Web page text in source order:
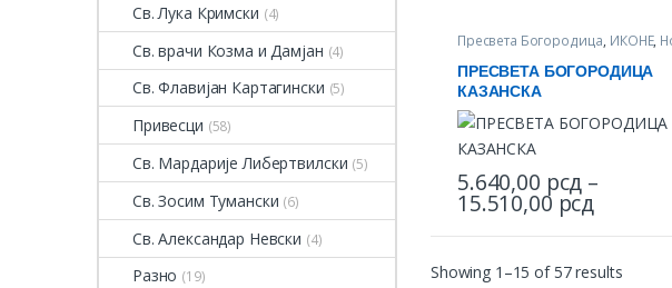
Пресвета Богородица, ИКОНЕ,
производи
ПРЕСВЕТА БОГОРОДИЦА
КАЗАНСКА
5.640,00 рсд –
15.510,00 рсдPrice
This product has multiple
Showing 1–15 of 57 results
Св. Лука Кримски (4)
Св. врачи Козма и Дамјан (4)
Св. Флавијан Картагински (5)
Привесци (58)
Св. Мардарије Либертвилски (5)
Св. Зосим Тумански (6)
Св. Александар Невски (4)
Разно (19)